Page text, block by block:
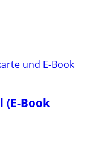
und E-Book
(E-Book